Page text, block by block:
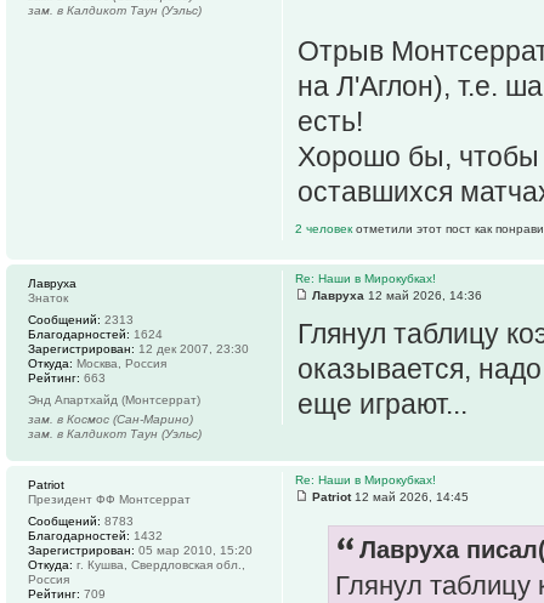
Отрыв
на Л'Аглон), т.е.
есть!
Хорошо бы, чтобы
оставшихся
2 человекотметили этот пост как
зам. в Калдикот Таун (Уэльс)
Re: Наши в Мирокубках!
Лавруха 12 май 2026, 14:36
Глянул таблицу
оказывается,
еще играют...
Лавруха
Знаток
Сообщений: 2313
Благодарностей: 1624
Зарегистрирован: 12 дек 2007, 23:30
Откуда: Москва, Россия
Рейтинг: 663
Энд Апартхайд (Монтсеррат)
зам. в Космос (Сан-Марино)
зам. в Калдикот Таун (Уэльс)
Re: Наши в Мирокубках!
Patriot12 май 2026, 14:45
Лавруха
Глянул
Patriot
Президент ФФ Монтсеррат
Сообщений: 8783
Благодарностей: 1432
Зарегистрирован: 05 мар 2010, 15:20
Откуда: г. Кушва, Свердловская обл.,
Россия
Рейтинг: 709